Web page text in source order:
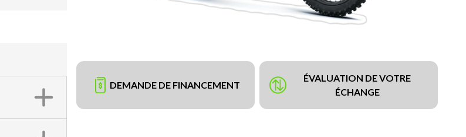
DEMANDE DE FINANCEMENT
ÉVALUATION DE VOTRE
ÉCHANGE